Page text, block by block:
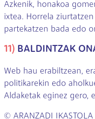
Azkenik, honakoa
ixtea. Horrela
partekatzen bada edo
11) BALDINTZAK
Web hau erabiltzean,
politikarekin edo
Aldaketak eginez gero,
© ARANZADI